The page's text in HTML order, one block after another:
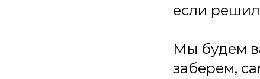
если
Мы будем
заберем,